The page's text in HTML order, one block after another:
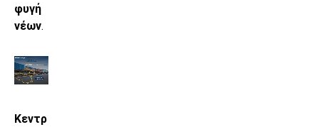
φυγή
νέων.
Κεντρ